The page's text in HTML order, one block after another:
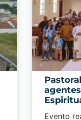
Evento